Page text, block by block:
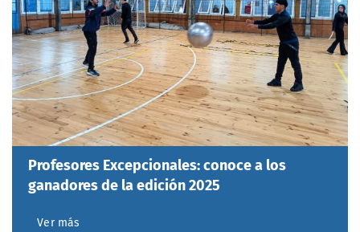
Profesores Excepcionales: conoce a los
ganadores de la edición 2025
Ver más